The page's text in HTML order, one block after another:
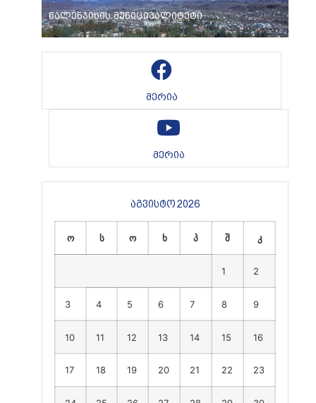
წალენჯიხის მუნიციპალიტეტი
მერია
მერია
აგვისტო 2026
ო ს ო ხ პ შ კ
1 2
3 4 5 6 7 8 9
10 11 12 13 14 15 16
17 18 19 20 21 22 23